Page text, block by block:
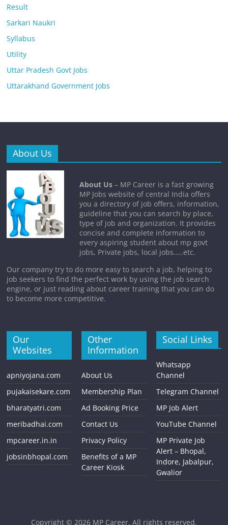
Result
Sarkari Naukri
Syllabus
Utility
Uttar Pradesh Govt Jobs
Uttarakhand Government Jobs
About Us
About Us – MP Career is a fast growing
MP Jobs website of central India offers
you a directory of job offers, information,
guideline that you can search by place,
type of job and organization. It provides
concise and complete information to
every aspiring student about mp govt
jobs, Private jobs, local jobs…..etc.
Our company try to do more easy to search a job, helping to
job seekers to find the perfect work by using the job search
engine, or just reading about career training that you can do
to become more competitive.
Our
Websites
apniyojana.com
pujakaisekare.com
bharatyatri.com
meribadhai.com
mpcareer.in.in
jobsinbhopal.com
Other
Information
About Us
Membership Plan
Ad Booking Price
Contact Us
Privacy Policy
Benefits of a MP
Career Kiosk
Social Links
Whatsapp
Channel
Telegram Channel
MP Job Alert
YouTube Channel
MP Private Job
Alert – Bhopal,
Indore, Jabalpur,
Gwalior
Copyright © 2026 MP Career. All rights reserved.